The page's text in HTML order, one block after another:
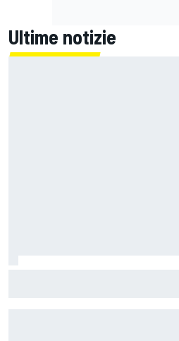
Ultime notizie